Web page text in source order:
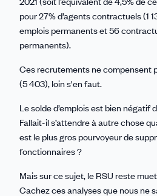
pour 27% d’agents contractuels (1
emplois permanents et 56
permanents).
Ces recrutements ne compensent
(5 403), loin s'en faut.
Le solde d’emplois est bien négatif
Fallait-il s’attendre à autre chose
est le plus gros pourvoyeur de
fonctionnaires ?
Mais sur ce sujet, le RSU reste
Cachez ces analyses que nous ne